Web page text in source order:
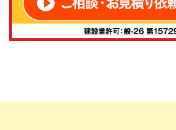
総合評価：
hatu ichi様